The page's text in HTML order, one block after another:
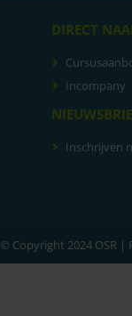
DIRECT
Incompany
Inschrijven
© Copyright 2024 OSR |